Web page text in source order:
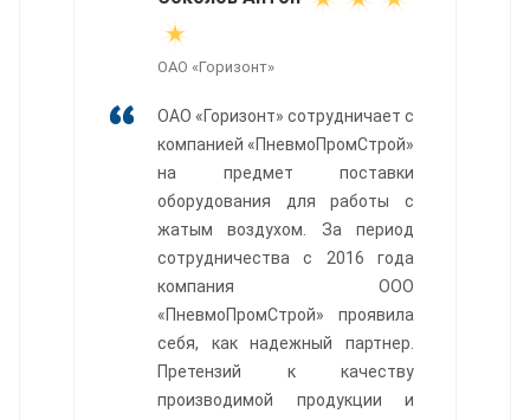
ОАО «Горизонт»
ОАО «Горизонт» сотрудничает с
компанией «ПневмоПромСтрой»
на предмет поставки
оборудования для работы с
жатым воздухом. За период
сотрудничества с 2016 года
компания ООО
«ПневмоПромСтрой» проявила
себя, как надежный партнер.
Претензий к качеству
производимой продукции и